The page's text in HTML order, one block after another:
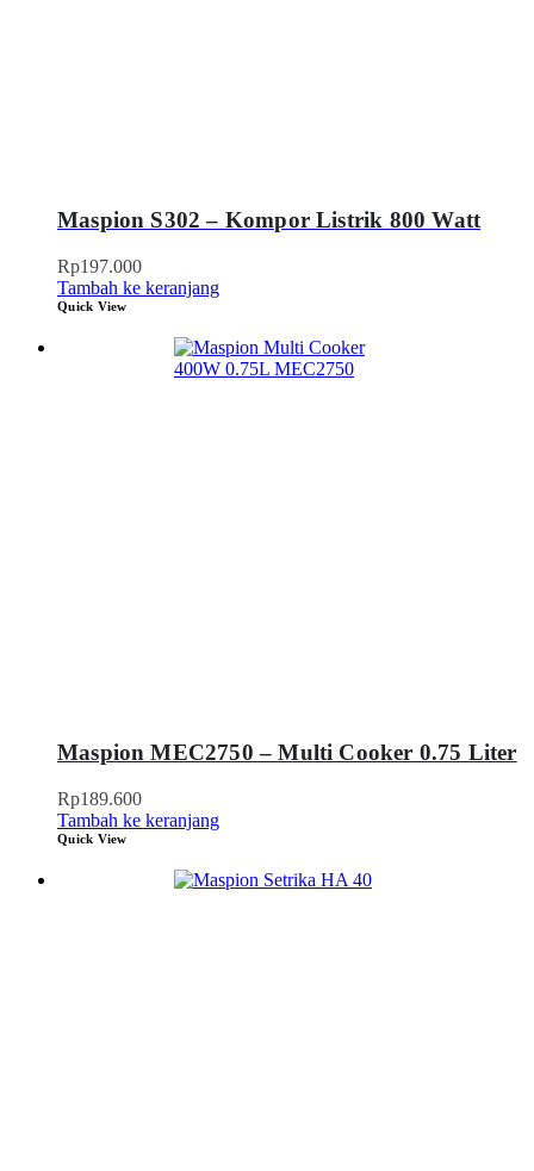
Maspion S302 – Kompor Listrik 800 Watt
Rp197.000
Tambah ke keranjang
Quick View
Maspion MEC2750 – Multi Cooker 0.75 Liter
Rp189.600
Tambah ke keranjang
Quick View